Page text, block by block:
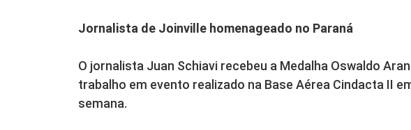
Jornalista de Joinville homenageado no Paraná
O jornalista Juan Schiavi recebeu a Medalha Oswaldo
trabalho em evento realizado na Base Aérea Cindacta II
semana.